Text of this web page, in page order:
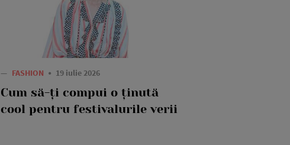
— FASHION 19 iulie 2026
Cum să-ți compui o ținută
cool pentru festivalurile verii